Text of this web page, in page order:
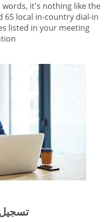
it's nothing like the
local in-country dial-in
listed in your meeting